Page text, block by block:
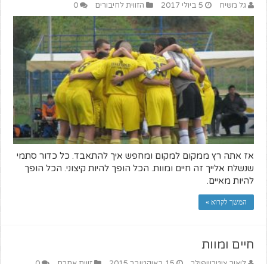
גל משיח 5 ביולי 2017 הזווית לחיבורים 0
אז אתה רץ ממקום למקום ומחפש איך להתאבד. כל כדור סתמי
שנשלח אלייך זה חיים ומוות. הכל הופך להיות קיצוני. הכל הופך
להיות מאיים.
המשך לקרוא »
חיים ומוות